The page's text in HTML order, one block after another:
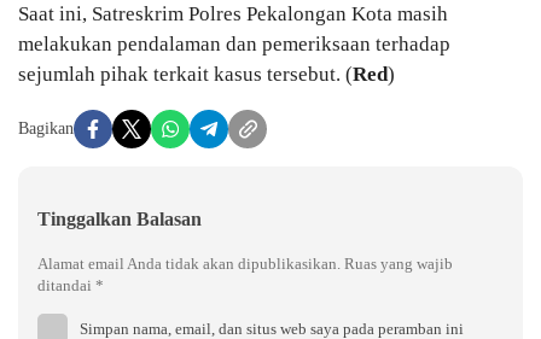
Saat ini, Satreskrim Polres Pekalongan Kota masih
melakukan pendalaman dan pemeriksaan terhadap
sejumlah pihak terkait kasus tersebut. (Red)
Bagikan
Tinggalkan Balasan
Alamat email Anda tidak akan dipublikasikan. Ruas yang wajib
ditandai *
Simpan nama, email, dan situs web saya pada peramban ini